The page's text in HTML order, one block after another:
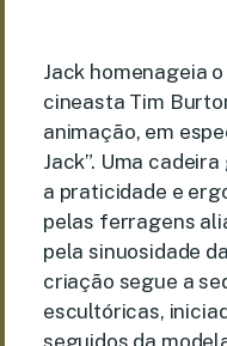
Jack homenageia
cineasta Tim
animação, em
Jack”. Uma
a praticidade e
pelas ferragens
pela sinuosidade
criação segue a
escultóricas,
seguidos da